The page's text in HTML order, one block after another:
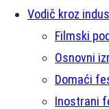
Vodič kroz
Filmski
Osnovni
Domaći
Inostrani